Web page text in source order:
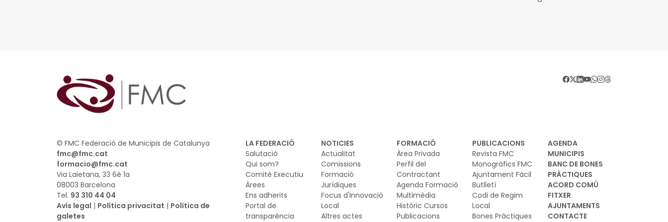
LA FEDERACIÓ
Salutació
Qui som?
Comitè Executiu
Àrees
Ens adherits
Portal de
transparència
NOTICIES
Actualitat
Comissions
Formació
Jurídiques
Focus d'Innovació
Local
Altres actes
FORMACIÓ
Àrea Privada
Perfil del
Contractant
Agenda Formació
Multimèdia
Històric Cursos
Publicacions
PUBLICACIONS
Revista FMC
Monogràfics FMC
Ajuntament Fàcil
Butlletí
Codi de Regim
Local
Bones Pràctiques
AGENDA
MUNICIPIS
BANC DE BONES
PRÀCTIQUES
ACORD COMÚ
FITXER
AJUNTAMENTS
CONTACTE
© FMC Federació de Municipis de Catalunya
fmc@fmc.cat
formacio@fmc.cat
Via Laietana, 33 6è 1a
08003 Barcelona
Tel. 93 310 44 04
Avís legal | Política privacitat | Política de
galetes